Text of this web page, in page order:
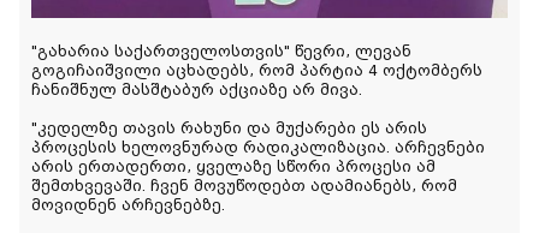
"გახარია საქართველოსთვის" წევრი, ლევან
გოგიჩაიშვილი აცხადებს, რომ პარტია 4 ოქტომბერს
ჩანიშნულ მასშტაბურ აქციაზე არ მივა.
"კედელზე თავის რახუნი და მუქარები ეს არის
პროცესის ხელოვნურად რადიკალიზაცია. არჩევნები
არის ერთადერთი, ყველაზე სწორი პროცესი ამ
შემთხვევაში. ჩვენ მოვუწოდებთ ადამიანებს, რომ
მოვიდნენ არჩევნებზე.